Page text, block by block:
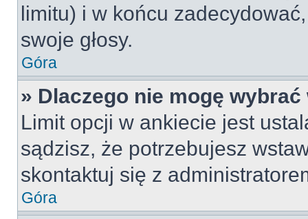
limitu) i w końcu
swoje głosy.
Góra
» Dlaczego nie mogę
Limit opcji w ankiecie jest
sądzisz, że potrzebujesz
skontaktuj się z
Góra